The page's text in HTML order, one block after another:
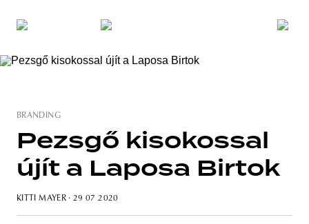
BRANDING
Pezsgő kisokossal
újít a Laposa Birtok
KITTI MAYER· 29 07 2020